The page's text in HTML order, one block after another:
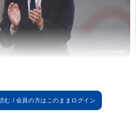
も良かったが、エイバルにもま
た。チームは試合をうまくコン